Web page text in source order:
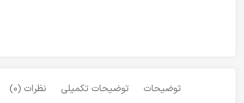
توضیحات توضیحات تکمیلی نظرات (0)